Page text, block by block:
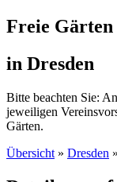
Freie Gärten
in Dresden
Bitte beachten Sie:
jeweiligen
Gärten.
Übersicht » Dresden »